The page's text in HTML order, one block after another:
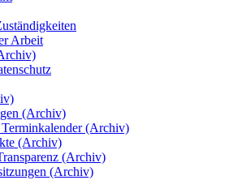
Arbeit
(Archiv)
(Archiv)
(Archiv)
(Archiv)
(Archiv)